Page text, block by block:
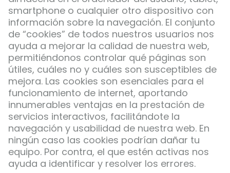
smartphone o cualquier otro dispositivo con
información sobre la navegación. El conjunto
de “cookies” de todos nuestros usuarios nos
ayuda a mejorar la calidad de nuestra web,
permitiéndonos controlar qué páginas son
útiles, cuáles no y cuáles son susceptibles de
mejora. Las cookies son esenciales para el
funcionamiento de internet, aportando
innumerables ventajas en la prestación de
servicios interactivos, facilitándote la
navegación y usabilidad de nuestra web. En
ningún caso las cookies podrían dañar tu
equipo. Por contra, el que estén activas nos
ayuda a identificar y resolver los errores.